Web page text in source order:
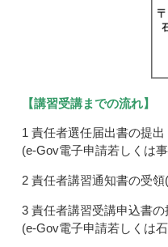
【講習受講までの流れ】
1 責任者選任届出書の提出
(e-Gov電子申請若しくは
2 責任者講習通知書の受
3 責任者講習受講申込書の
(e-Gov電子申請若しくは